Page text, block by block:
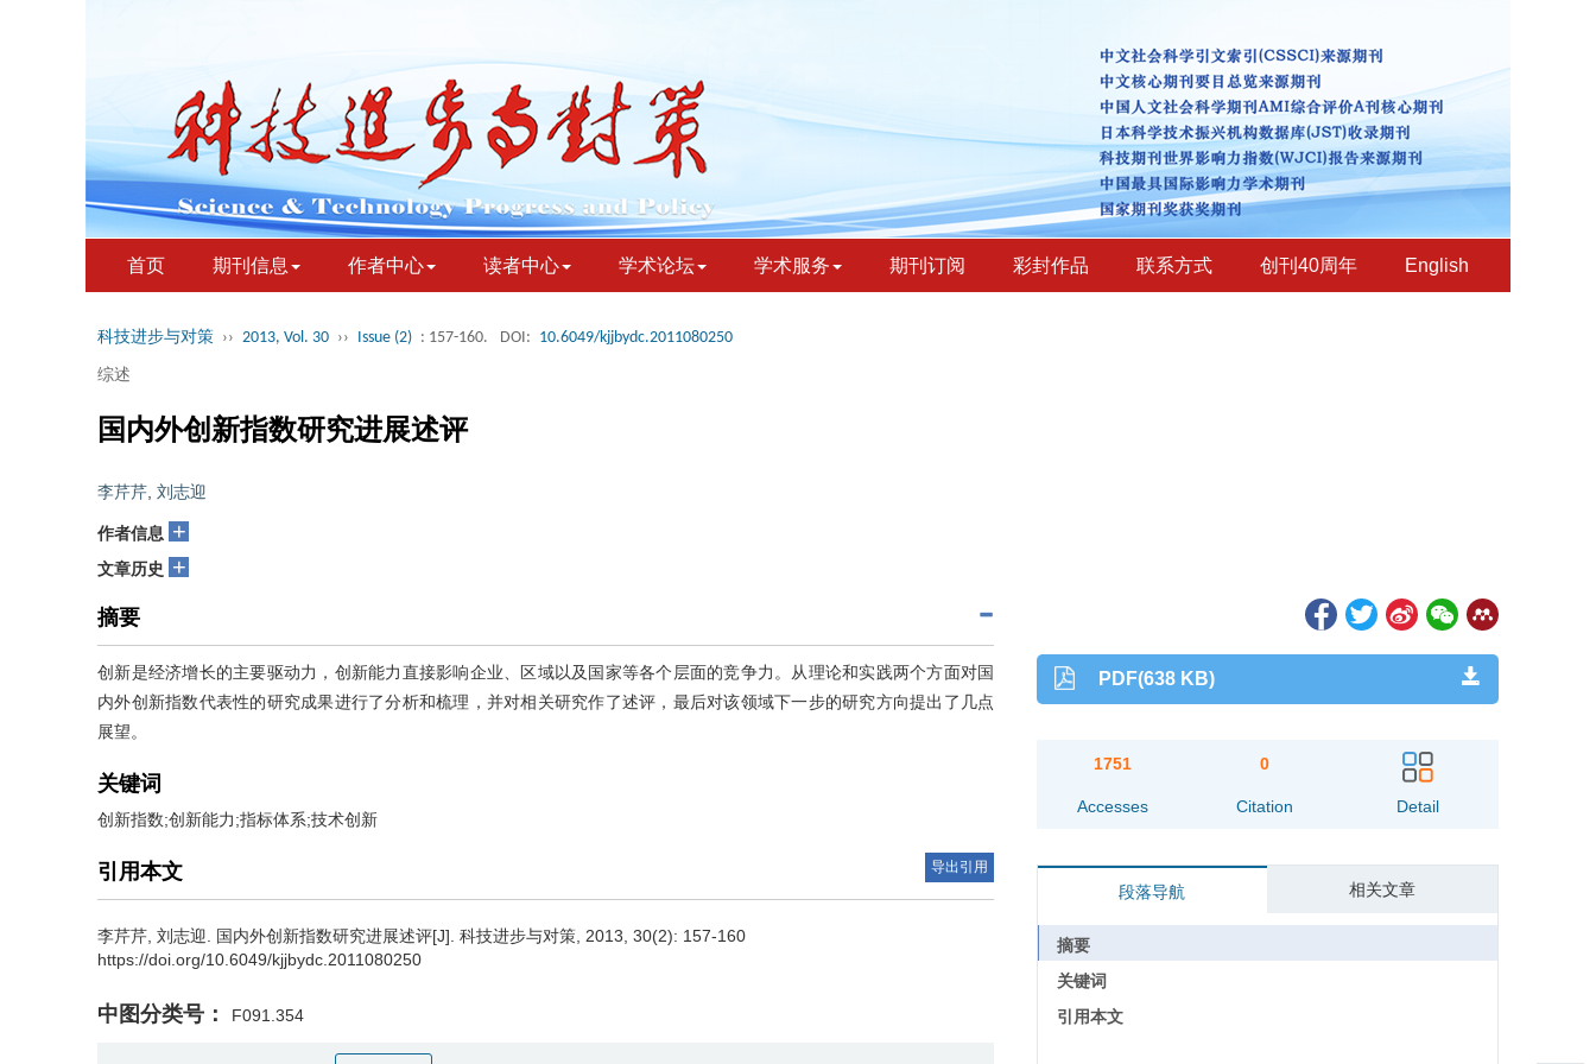
首页 期刊信息 作者中心 读者中心 学术论坛 学术服务 期刊订阅 彩封作品 联系方式 创刊40周年 English
科技进步与对策 ›› 2013, Vol. 30 ›› Issue (2) : 157-160. DOI: 10.6049/kjjbydc.2011080250
综述
国内外创新指数研究进展述评
李芹芹 刘志迎
作者信息 +
文章历史 +
摘要
创新是经济增长的主要驱动力，创新能力直接影响企业、区域以及国家等各个层面的竞争力。从理论和实践两个方面对国
内外创新指数代表性的研究成果进行了分析和梳理，并对相关研究作了述评，最后对该领域下一步的研究方向提出了几点
展望。
关键词
创新指数;创新能力;指标体系;技术创新
引用本文 导出引用
李芹芹 刘志迎
国内外创新指数研究进展述评[J]. 科技进步与对策, 2013, 30(2): 157-160
https://doi.org/10.6049/kjjbydc.2011080250
中图分类号： F091.354
PDF(638 KB)
1751
Accesses
0
Citation Detail
段落导航 相关文章
摘要
关键词
引用本文